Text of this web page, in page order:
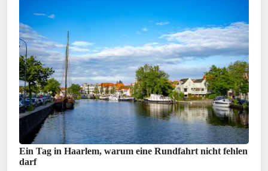
Ein Tag in Haarlem, warum eine Rundfahrt nicht fehlen
darf